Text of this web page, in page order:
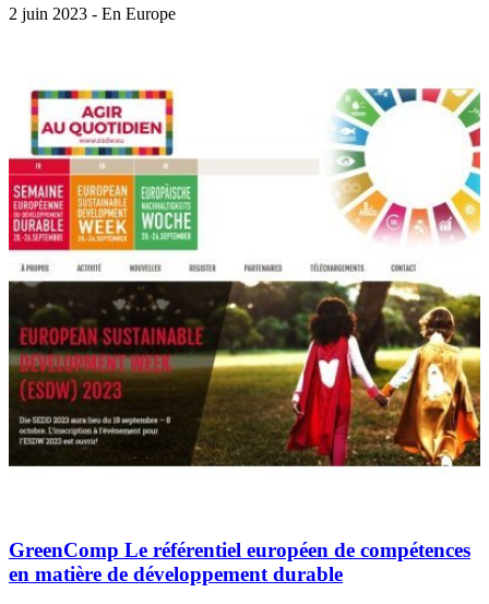
2 juin 2023 - En Europe
GreenComp Le référentiel européen de compétences
en matière de développement durable